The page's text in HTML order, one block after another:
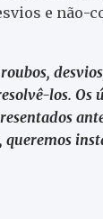
e
los.
queremos